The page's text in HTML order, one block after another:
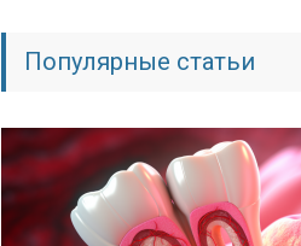
Популярные статьи